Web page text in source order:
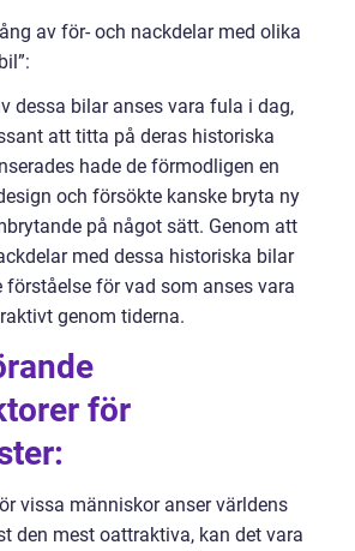
av för- och nackdelar med olika
dessa bilar anses vara fula i dag,
att titta på deras historiska
hade de förmodligen en
och försökte kanske bryta ny
på något sätt. Genom att
med dessa historiska bilar
förståelse för vad som anses vara
genom tiderna.
för
vissa människor anser världens
den mest oattraktiva, kan det vara